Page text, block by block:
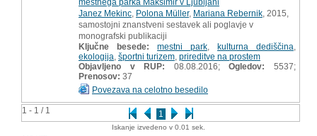
1 - 1 / 1 1
Janez Mekinc Polona Müller, Mariana Rebernik , 2015,
samostojni znanstveni sestavek ali poglavje v
monografski publikaciji
Ključne besede:
mestni park kulturna dediščina
ekologija športni turizem prireditve na prostem
Objavljeno v RUP: 08.08.2016;Ogledov:
5537;
Prenosov: 37
Povezava na celotno besedilo
Iskanje izvedeno v 0.01 sek.